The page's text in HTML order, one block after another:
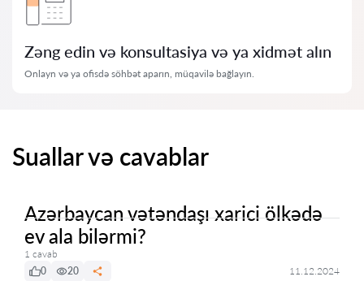
Zəng edin və konsultasiya və ya xidmət alın
Onlayn və ya ofisdə söhbət aparın, müqavilə bağlayın.
Suallar və cavablar
Azərbaycan vətəndaşı xarici ölkədə
ev ala bilərmi?
1 cavab
0
20 11.12.2024